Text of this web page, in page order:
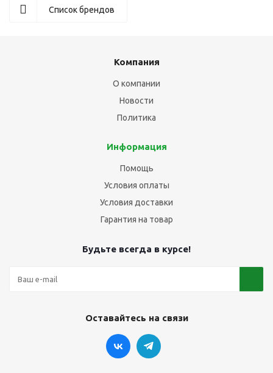
Список брендов
Компания
О компании
Новости
Политика
Информация
Помощь
Условия оплаты
Условия доставки
Гарантия на товар
Будьте всегда в курсе!
Оставайтесь на связи